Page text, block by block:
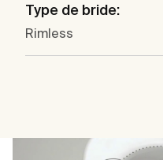
Type de bride:
Rimless